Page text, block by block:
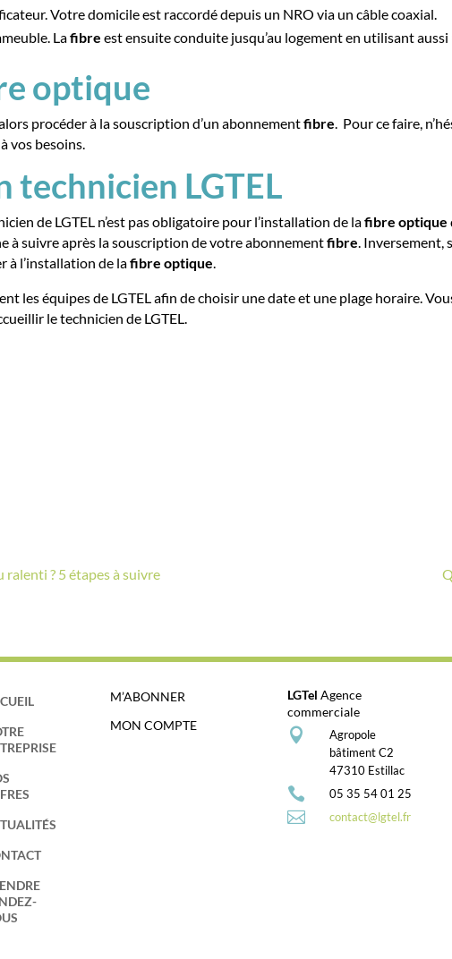
Votre domicile est raccordé depuis un NRO via un câble coaxial.
Lafibre est ensuite conduite jusqu’au logement en utilisant aussi
optique
procéder à la souscription d’un abonnementfibre . Pour ce faire,
vos besoins.
technicien LGTEL
de LGTEL n’est pas obligatoire pour l’installation de lafibre optique
à suivre après la souscription de votre abonnementfibre .
à l’installation de lafibre optique
les équipes de LGTEL afin de choisir une date et une plage horaire.
le technicien de LGTEL.
? 5 étapes à suivre
M’ABONNER
MON COMPTE
LGTelAgence
commerciale

Agropole
bâtiment C2
47310 Estillac
 05 35 54 01 25
 contact@lgtel.fr